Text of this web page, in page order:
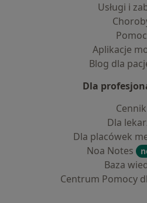
Usługi i
Pomoc
Aplikacje
Blog dla
Dla
Cennik
Dla
Dla placówek
Noa Notes
Baza
Centrum Pomocy